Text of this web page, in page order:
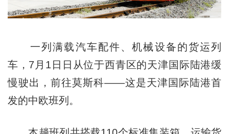
一列满载汽车配件、机械设备的货运列
车，7月1日日从位于西青区的天津国际陆港缓
慢驶出，前往莫斯科——这是天津国际陆港首
发的中欧班列。